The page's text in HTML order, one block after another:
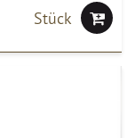
Stück